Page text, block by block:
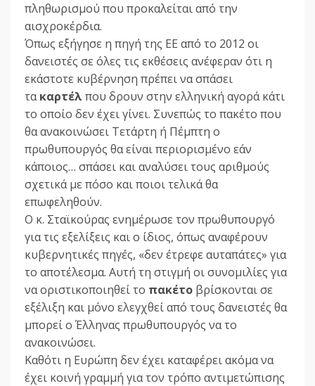
πληθωρισμού που προκαλείται από την
αισχροκέρδια.
Όπως εξήγησε η πηγή της ΕΕ από το 2012 οι
δανειστές σε όλες τις εκθέσεις ανέφεραν ότι η
εκάστοτε κυβέρνηση πρέπει να σπάσει
τακαρτέλ που δρουν στην ελληνική αγορά κάτι
το οποίο δεν έχει γίνει. Συνεπώς το πακέτο που
θα ανακοινώσει Τετάρτη ή Πέμπτη ο
πρωθυπουργός θα είναι περιορισμένο εάν
κάποιος… σπάσει και αναλύσει τους αριθμούς
σχετικά με πόσο και ποιοι τελικά θα
επωφεληθούν.
Ο κ. Σταϊκούρας ενημέρωσε τον πρωθυπουργό
για τις εξελίξεις και ο ίδιος, όπως αναφέρουν
κυβερνητικές πηγές, «δεν έτρεφε αυταπάτες» για
το αποτέλεσμα. Αυτή τη στιγμή οι συνομιλίες για
να οριστικοποιηθεί το πακέτο βρίσκονται σε
εξέλιξη και μόνο ελεγχθεί από τους δανειστές θα
μπορεί ο Έλληνας πρωθυπουργός να το
ανακοινώσει.
Καθότι η Ευρώπη δεν έχει καταφέρει ακόμα να
έχει κοινή γραμμή για τον τρόπο αντιμετώπισης